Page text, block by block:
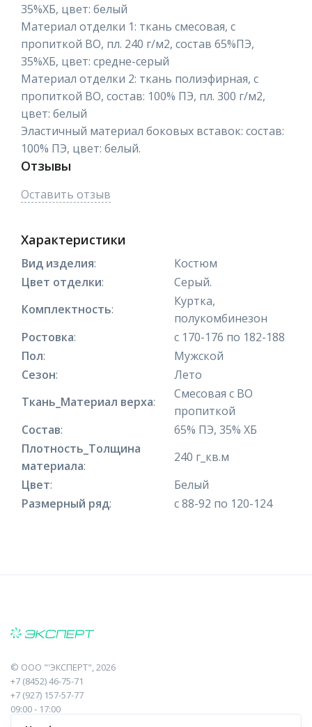
35%ХБ, цвет: белый
Материал отделки 1: ткань смесовая, с
пропиткой ВО, пл. 240 г/м2, состав 65%ПЭ,
35%ХБ, цвет: средне-серый
Материал отделки 2: ткань полиэфирная, с
пропиткой ВО, состав: 100% ПЭ, пл. 300 г/м2,
цвет: белый
Эластичный материал боковых вставок: состав:
100% ПЭ, цвет: белый.
Отзывы
Оставить отзыв
Характеристики
Вид изделия:
Костюм
Цвет отделки:
Серый.
Комплектность:
Куртка,
полукомбинезон
Ростовка:
с 170-176 по 182-188
Пол:
Мужской
Сезон:
Лето
Ткань_Материал верха:
Смесовая с ВО
пропиткой
Состав:
65% ПЭ, 35% ХБ
Плотность_Толщина
материала:
240 г_кв.м
Цвет:
Белый
Размерный ряд: с 88-92 по 120-124
© ООО "'ЭКСПЕРТ", 2026
+7 (8452) 46-75-71
+7 (927) 157-57-77
09:00 - 17:00
410017, Саратов, Пугачева, 10 к1, оф.23